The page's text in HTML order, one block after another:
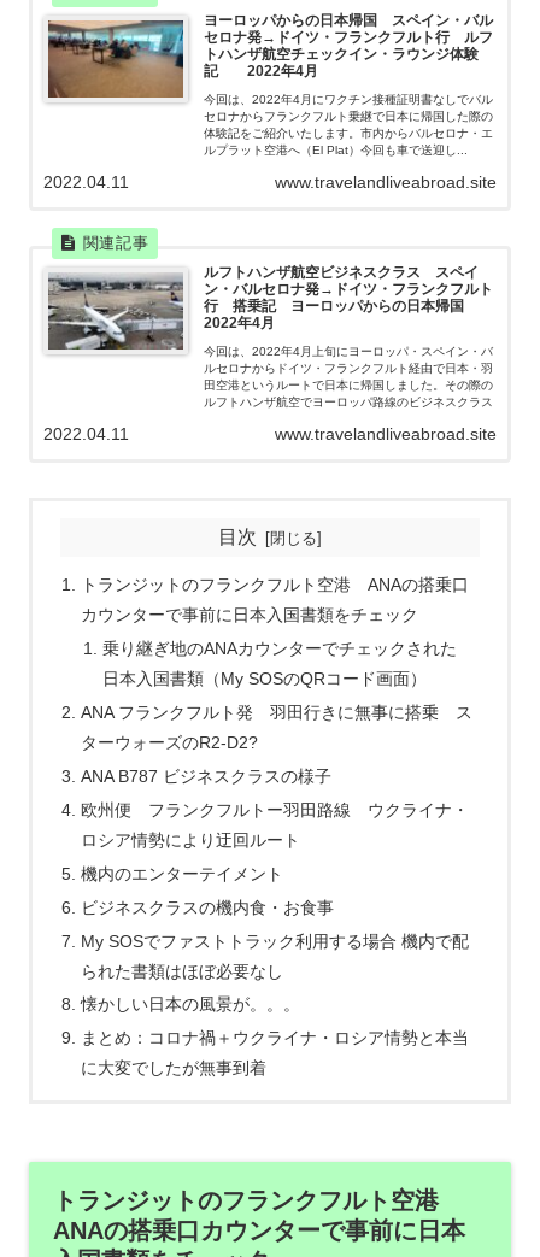
ヨーロッパからの日本帰国 スペイン・バル
セロナ発→ドイツ・フランクフルト行 ルフ
トハンザ航空チェックイン・ラウンジ体験
記 2022年4月
今回は、2022年4月にワクチン接種証明書なしでバル
セロナからフランクフルト乗継で日本に帰国した際の
体験記をご紹介いたします。市内からバルセロナ・エ
ルプラット空港へ（El Plat）今回も車で送迎し...
www.travelandliveabroad.site
2022.04.11
ルフトハンザ航空ビジネスクラス スペイ
ン・バルセロナ発→ドイツ・フランクフルト
行 搭乗記 ヨーロッパからの日本帰国
2022年4月
今回は、2022年4月上旬にヨーロッパ・スペイン・バ
ルセロナからドイツ・フランクフルト経由で日本・羽
田空港というルートで日本に帰国しました。その際の
ルフトハンザ航空でヨーロッパ路線のビジネスクラス
www.travelandliveabroad.site
2022.04.11
目次
トランジットのフランクフルト空港 ANAの搭乗口
カウンターで事前に日本入国書類をチェック
乗り継ぎ地のANAカウンターでチェックされた
日本入国書類（My SOSのQRコード画面）
ANA フランクフルト発 羽田行きに無事に搭乗 ス
ターウォーズのR2-D2?
ANA B787 ビジネスクラスの様子
欧州便 フランクフルトー羽田路線 ウクライナ・
ロシア情勢により迂回ルート
機内のエンターテイメント
ビジネスクラスの機内食・お食事
My SOSでファストトラック利用する場合 機内で配
られた書類はほぼ必要なし
懐かしい日本の風景が。。。
まとめ：コロナ禍＋ウクライナ・ロシア情勢と本当
に大変でしたが無事到着
トランジットのフランクフルト空港
ANAの搭乗口カウンターで事前に日本